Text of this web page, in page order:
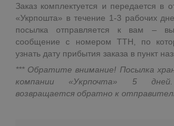
Заказ комплектуется и передается в
«Укрпошта» в течение 1-3 рабочих
посылка отправляется к вам –
сообщение с номером ТТН, по
узнать дату прибытия заказа в пункт
*** Обратите внимание! Посылка
компании «Укрпочта» 5
возвращается обратно к